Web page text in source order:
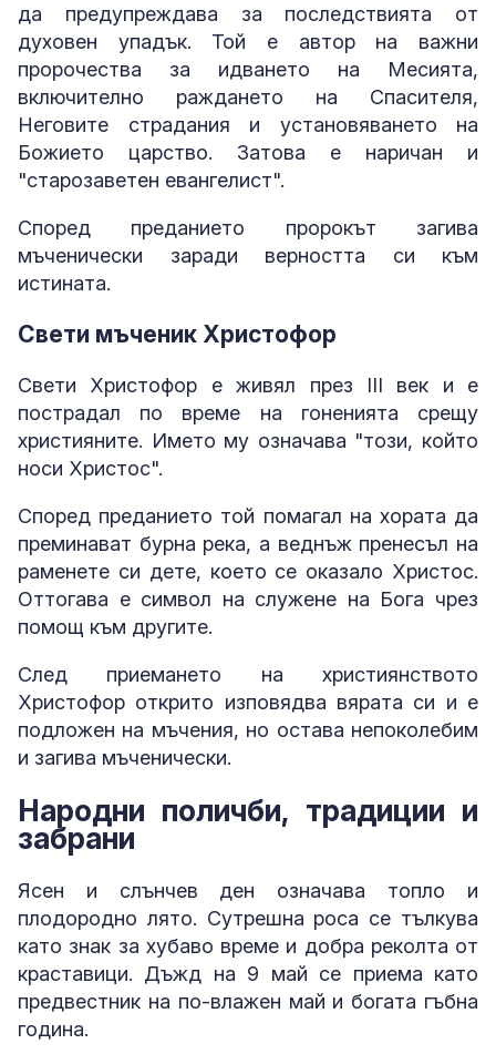
да предупреждава за последствията от
духовен упадък. Той е автор на важни
пророчества за идването на Месията,
включително раждането на Спасителя,
Неговите страдания и установяването на
Божието царство. Затова е наричан и
"старозаветен евангелист".
Според преданието пророкът загива
мъченически заради верността си към
истината.
Свети мъченик Христофор
Свети Христофор е живял през III век и е
пострадал по време на гоненията срещу
християните. Името му означава "този, който
носи Христос".
Според преданието той помагал на хората да
преминават бурна река, а веднъж пренесъл на
раменете си дете, което се оказало Христос.
Оттогава е символ на служене на Бога чрез
помощ към другите.
След приемането на християнството
Христофор открито изповядва вярата си и е
подложен на мъчения, но остава непоколебим
и загива мъченически.
Народни поличби, традиции и
забрани
Ясен и слънчев ден означава топло и
плодородно лято. Сутрешна роса се тълкува
като знак за хубаво време и добра реколта от
краставици. Дъжд на 9 май се приема като
предвестник на по-влажен май и богата гъбна
година.